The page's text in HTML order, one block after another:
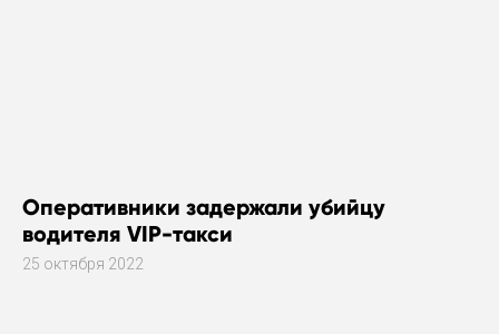
Оперативники задержали убийцу
водителя VIP-такси
25 октября 2022